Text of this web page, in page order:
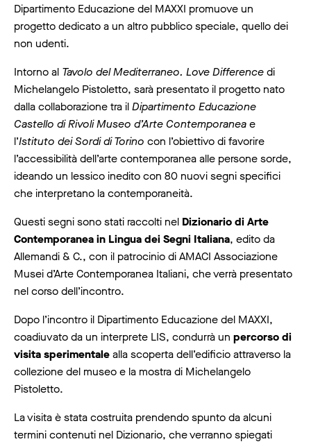
Dipartimento Educazione del MAXXI promuove un
progetto dedicato a un altro pubblico speciale, quello dei
non udenti.
Intorno al Tavolo del Mediterraneo. Love Differencedi
Michelangelo Pistoletto, sarà presentato il progetto nato
dalla collaborazione tra ilDipartimento Educazione
Castello di Rivoli Museo d’Arte Contemporaneae
l’Istituto dei Sordi di Torino con l’obiettivo di favorire
l’accessibilità dell’arte contemporanea alle persone sorde,
ideando un lessico inedito con 80 nuovi segni specifici
che interpretano la contemporaneità.
Questi segni sono stati raccolti nel Dizionario di Arte
Contemporanea in Lingua dei Segni Italiana, edito da
Allemandi & C., con il patrocinio di AMACI Associazione
Musei d’Arte Contemporanea Italiani, che verrà presentato
nel corso dell’incontro.
Dopo l’incontro il Dipartimento Educazione del MAXXI,
coadiuvato da un interprete LIS, condurrà un percorso di
visita sperimentalealla scoperta dell’edificio attraverso la
collezione del museo e la mostra di Michelangelo
Pistoletto.
La visita è stata costruita prendendo spunto da alcuni
termini contenuti nel Dizionario, che verranno spiegati